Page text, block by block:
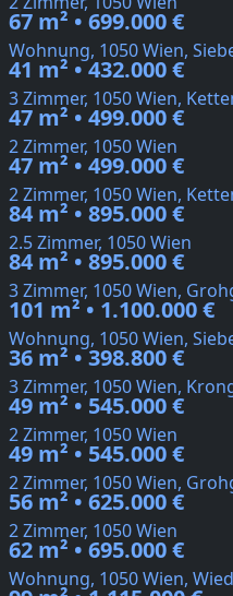
67 m² • 699.000 €
Wohnung, 1050 Wien,
41 m² • 432.000 €
3 Zimmer, 1050 Wien,
47 m² • 499.000 €
2 Zimmer, 1050 Wien
47 m² • 499.000 €
2 Zimmer, 1050 Wien,
84 m² • 895.000 €
2.5 Zimmer, 1050 Wien
84 m² • 895.000 €
3 Zimmer, 1050 Wien,
101 m² • 1.100.000 €
Wohnung, 1050 Wien,
36 m² • 398.800 €
3 Zimmer, 1050 Wien,
49 m² • 545.000 €
2 Zimmer, 1050 Wien
49 m² • 545.000 €
2 Zimmer, 1050 Wien,
56 m² • 625.000 €
2 Zimmer, 1050 Wien
62 m² • 695.000 €
Wohnung, 1050 Wien,